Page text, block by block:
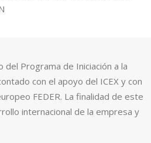
del Programa de Iniciación a la
con el apoyo del ICEX y con
FEDER. La finalidad de este
internacional de la empresa y